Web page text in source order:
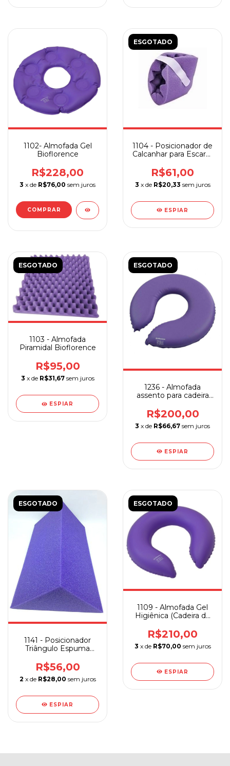
1102- Almofada Gel
Bioflorence
R$228,00
3 x de R$76,00 sem juros
COMPRAR
ESGOTADO
1104 - Posicionador de
Calcanhar para Escaras
R$61,00
3 x de R$20,33 sem juros
ESPIAR
ESGOTADO
1103 - Almofada
Piramidal Bioflorence
R$95,00
3 x de R$31,67 sem juros
ESPIAR
ESGOTADO
1236 - Almofada
assento para cadeira
PVC
R$200,00
3 x de R$66,67 sem juros
ESPIAR
ESGOTADO
1141 - Posicionador
Triângulo Espuma
R$56,00
2 x de R$28,00 sem juros
ESPIAR
ESGOTADO
1109 - Almofada Gel
Higiênica (Cadeira de
R$210,00
3 x de R$70,00 sem juros
ESPIAR